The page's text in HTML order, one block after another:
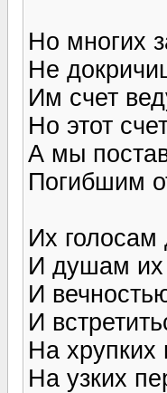
Но многих
Не
Им счет
Но этот
А мы
Погибшим
Их голосам
И душам их
И
И
На хрупких
На узких